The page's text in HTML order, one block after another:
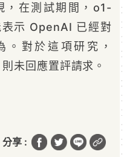
，在測試期間，o1-
示 OpenAI 已經對
。對於這項研究，
則未回應置評請求。
分享 :